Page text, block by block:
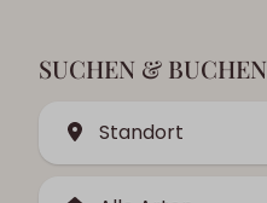
SUCHEN & BUCHEN
Standort